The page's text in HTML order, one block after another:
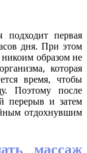
подходит первая
дня. При этом
никоим образом не
которая
время, чтобы
Поэтому после
перерыв и затем
отдохнувшим
массаж